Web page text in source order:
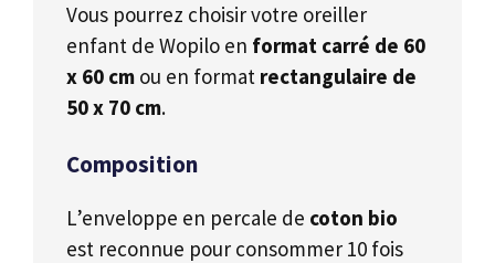
Vous pourrez choisir votre oreiller
enfant de Wopilo en format carré de 60
x 60 cm ou en format rectangulaire de
50 x 70 cm.
Composition
L’enveloppe en percale de coton bio
est reconnue pour consommer 10 fois